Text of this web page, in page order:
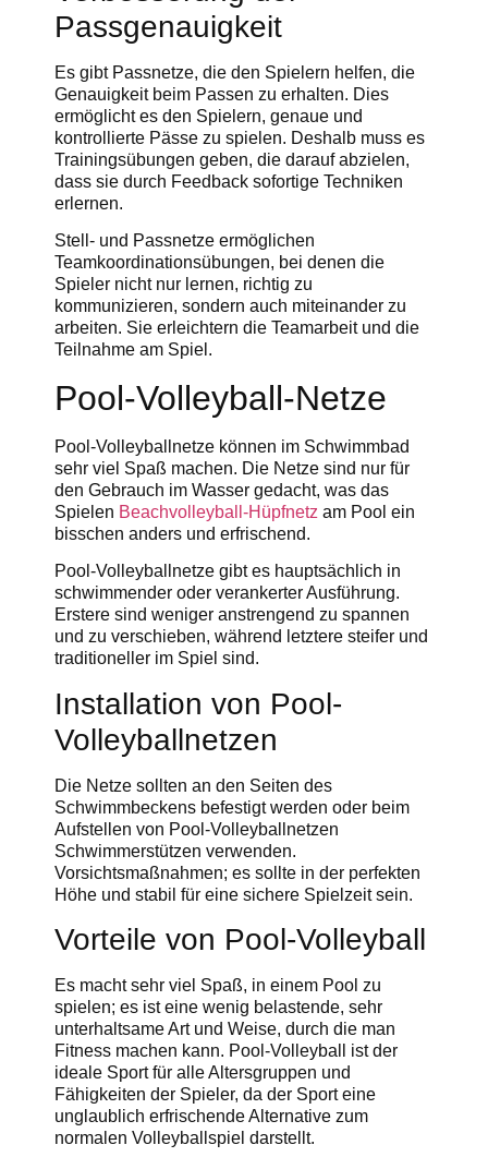
Passgenauigkeit
Es gibt Passnetze, die den Spielern helfen, die
Genauigkeit beim Passen zu erhalten. Dies
ermöglicht es den Spielern, genaue und
kontrollierte Pässe zu spielen. Deshalb muss es
Trainingsübungen geben, die darauf abzielen,
dass sie durch Feedback sofortige Techniken
erlernen.
Stell- und Passnetze ermöglichen
Teamkoordinationsübungen, bei denen die
Spieler nicht nur lernen, richtig zu
kommunizieren, sondern auch miteinander zu
arbeiten. Sie erleichtern die Teamarbeit und die
Teilnahme am Spiel.
Pool-Volleyball-Netze
Pool-Volleyballnetze können im Schwimmbad
sehr viel Spaß machen. Die Netze sind nur für
den Gebrauch im Wasser gedacht, was das
Spielen Beachvolleyball-Hüpfnetz am Pool ein
bisschen anders und erfrischend.
Pool-Volleyballnetze gibt es hauptsächlich in
schwimmender oder verankerter Ausführung.
Erstere sind weniger anstrengend zu spannen
und zu verschieben, während letztere steifer und
traditioneller im Spiel sind.
Installation von Pool-
Volleyballnetzen
Die Netze sollten an den Seiten des
Schwimmbeckens befestigt werden oder beim
Aufstellen von Pool-Volleyballnetzen
Schwimmerstützen verwenden.
Vorsichtsmaßnahmen; es sollte in der perfekten
Höhe und stabil für eine sichere Spielzeit sein.
Vorteile von Pool-Volleyball
Es macht sehr viel Spaß, in einem Pool zu
spielen; es ist eine wenig belastende, sehr
unterhaltsame Art und Weise, durch die man
Fitness machen kann. Pool-Volleyball ist der
ideale Sport für alle Altersgruppen und
Fähigkeiten der Spieler, da der Sport eine
unglaublich erfrischende Alternative zum
normalen Volleyballspiel darstellt.